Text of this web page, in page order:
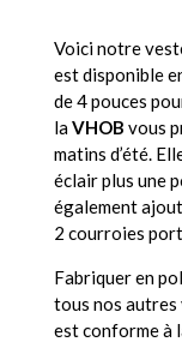
Voici notre
est disponible
de 4 pouces
laVHOB vous
matins d’été.
éclair plus une
également
2 courroies
Fabriquer en
tous nos autres
est conforme à